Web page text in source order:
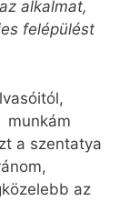
alkalmat,
felépülést
munkám
a szentatya
az